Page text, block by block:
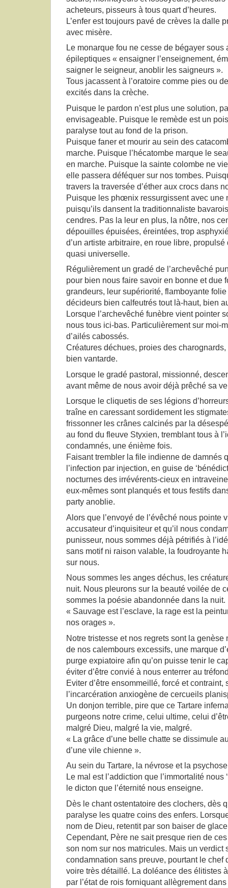
acheteurs, pisseurs à tous quart d’heures.
L’enfer est toujours pavé de crèves la dalle
avec misère.
Le monarque fou ne cesse de bégayer sous
épileptiques « ensaigner l’enseignement,
saigner le seigneur, anoblir les saigneurs ».
Tous jacassent à l’oratoire comme pies ou
excités dans la crèche.
Puisque le pardon n’est plus une solution,
envisageable. Puisque le remède est un
paralyse tout au fond de la prison.
Puisque faner et mourir au sein des
marche. Puisque l’hécatombe marque le
en marche. Puisque la sainte colombe ne
elle passera déféquer sur nos tombes.
travers la traversée d’éther aux crocs dans
Puisque les phœnix ressurgissent avec une
puisqu’ils dansent la traditionnaliste
cendres. Pas la leur en plus, la nôtre, nos
dépouilles épuisées, éreintées, trop
d’un artiste arbitraire, en roue libre,
quasi universelle.
Régulièrement un gradé de l’archevêché
pour bien nous faire savoir en bonne et due
grandeurs, leur supériorité, flamboyante
décideurs bien calfeutrés tout là-haut, bien
Lorsque l’archevêché funèbre vient pointer
nous tous ici-bas. Particulièrement sur moi-
d’ailés cabossés.
Créatures déchues, proies des
bien vantarde.
Lorsque le gradé pastoral, missionné,
avant même de nous avoir déjà prêché sa
Lorsque le cliquetis de ses légions
traîne en caressant sordidement les
frissonner les crânes calcinés par la
au fond du fleuve Styxien, tremblant tous à
condamnés, une énième fois.
Faisant trembler la file indienne de damnés
l’infection par injection, en guise de
nocturnes des irrévérents-cieux en
eux-mêmes sont planqués et tous festifs
party anoblie.
Alors que l’envoyé de l’évêché nous pointe
accusateur d’inquisiteur et qu’il nous
punisseur, nous sommes déjà pétrifiés à
sans motif ni raison valable, la foudroyante
sur nous.
Nous sommes les anges déchus, les
nuit. Nous pleurons sur la beauté voilée de
sommes la poésie abandonnée dans la nuit.
« Sauvage est l’esclave, la rage est la
nos orages ».
Notre tristesse et nos regrets sont la genèse
de nos calembours excessifs, une marque
purge expiatoire afin qu’on puisse tenir le
éviter d’être convié à nous enterrer au
Eviter d’être ensommeillé, forcé et
l’incarcération anxiogène de cercueils
Un donjon terrible, pire que ce Tartare
purgeons notre crime, celui ultime, celui
malgré Dieu, malgré la vie, malgré.
« La grâce d’une belle chatte se dissimule
d’une vile chienne ».
Au sein du Tartare, la névrose et la
Le mal est l’addiction que l’immortalité nous
le dicton que l’éternité nous enseigne.
Dès le chant ostentatoire des clochers, dès
paralyse les quatre coins des enfers.
nom de Dieu, retentit par son baiser de
Cependant, Père ne sait presque rien de
son nom sur nos matricules. Mais un verdict
condamnation sans preuve, pourtant le chef
voire très détaillé. La doléance des élitistes
par l’état de rois forniquant allègrement